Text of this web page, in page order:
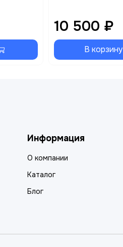
10 500 ₽
В корзину
Информация
О компании
Каталог
Блог